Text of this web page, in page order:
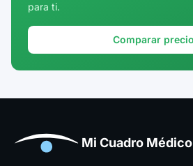
para ti.
Comparar
Mi Cuadro Médico